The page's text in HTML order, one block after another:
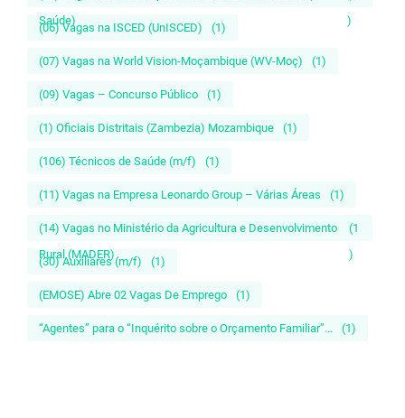
Saúde)
)
(06) Vagas na ISCED (UnISCED) (1)
(07) Vagas na World Vision-Moçambique (WV-Moç) (1)
(09) Vagas – Concurso Público (1)
(1) Oficiais Distritais (Zambezia) Mozambique (1)
(106) Técnicos de Saúde (m/f) (1)
(11) Vagas na Empresa Leonardo Group – Várias Áreas (1)
(14) Vagas no Ministério da Agricultura e Desenvolvimento
Rural (MADER)
(1
)
(30) Auxiliares (m/f) (1)
(EMOSE) Abre 02 Vagas De Emprego (1)
“Agentes” para o “Inquérito sobre o Orçamento Familiar”... (1)